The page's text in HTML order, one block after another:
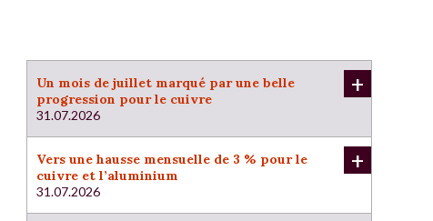
Un mois de juillet marqué par une belle
progression pour le cuivre
31.07.2026
+
Vers une hausse mensuelle de 3 % pour le
cuivre et l’aluminium
31.07.2026
+